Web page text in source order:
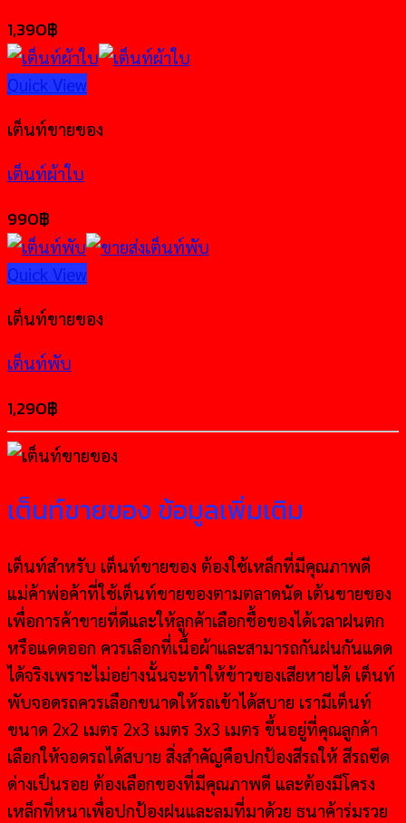
1,390฿
Quick View
เต็นท์ขายของ
เต็นท์ผ้าใบ
990฿
Quick View
เต็นท์ขายของ
เต็นท์พับ
1,290฿
เต็นท์ขายของ ข้อมูลเพิ่มเติม
เต็นท์สำหรับ เต็นท์ขายของ ต้องใช้เหล็กที่มีคุณภาพดี
แม่ค้าพ่อค้าที่ใช้เต็นท์ขายของตามตลาดนัด เต้นขายของ
เพื่อการค้าขายที่ดีและให้ลูกค้าเลือกชื้อของได้เวลาฝนตก
หรือแดดออก ควรเลือกที่เนื้อผ้าและสามารถกันฝนกันแดด
ได้จริงเพราะไม่อย่างนั้นจะทำให้ข้าวของเสียหายได้ เต็นท์
พับจอดรถควรเลือกขนาดให้รถเข้าได้สบาย เรามีเต็นท์
ขนาด 2x2 เมตร 2x3 เมตร 3x3 เมตร ขึ้นอยู่ที่คุณลูกค้า
เลือกให้จอดรถได้สบาย สิ่งสำคัญคือปกป้องสีรถให้ สีรถซีด
ด่างเป็นรอย ต้องเลือกของที่มีคุณภาพดี และต้องมีโครง
เหล็กที่หนาเพื่อปกป้องฝนและลมที่มาด้วย ธนาค้าร่มรวย